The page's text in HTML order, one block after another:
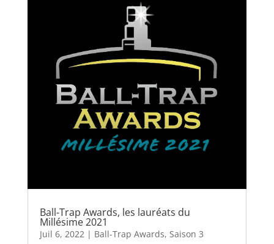
Ball-Trap Awards, les lauréats du
Millésime 2021
Juil 6, 2022| Ball-Trap Awards, Saison 3